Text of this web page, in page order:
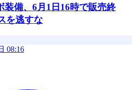
備、6月1日16時で販売終
を逃すな
08:16